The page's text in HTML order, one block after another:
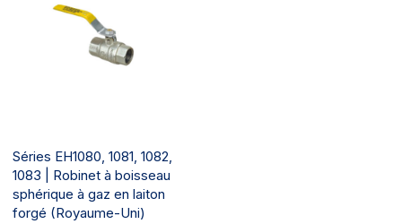
Séries EH1080, 1081, 1082,
1083 | Robinet à boisseau
sphérique à gaz en laiton
forgé (Royaume-Uni)